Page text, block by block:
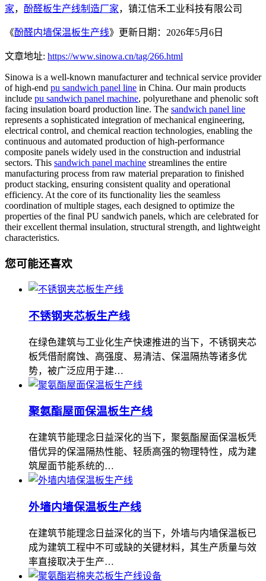
家， 酚醛板生产线制造厂家，镇江信禾工业科技有限公司
《酚醛内墙保温板生产线》更新日期：2026年5月6日
文章地址: https://www.sinowa.cn/tag/266.html
Sinowa is a well-known manufacturer and technical service provider
of high-end pu sandwich panel line in China. Our main products
include pu sandwich panel machine, polyurethane and phenolic soft
facing insulation board production line. The sandwich panel line
represents a sophisticated integration of mechanical engineering,
electrical control, and chemical reaction technologies, enabling the
continuous and automated production of high-performance
composite panels widely used in the construction and industrial
sectors. This sandwich panel machine streamlines the entire
manufacturing process from raw material preparation to finished
product stacking, ensuring consistent quality and operational
efficiency. At the core of its functionality lies the seamless
coordination of multiple stages, each designed to optimize the
properties of the final PU sandwich panels, which are celebrated for
their excellent thermal insulation, structural strength, and lightweight
characteristics.
您可能还喜欢
不锈钢夹芯板生产线
在绿色建筑与工业化生产快速推进的当下，不锈钢夹芯
板凭借耐腐蚀、高强度、易清洁、保温隔热等诸多优
势，被广泛应用于建…
聚氨酯屋面保温板生产线
在建筑节能理念日益深化的当下，聚氨酯屋面保温板凭
借优异的保温隔热性能、轻质高强的物理特性，成为建
筑屋面节能系统的…
外墙内墙保温板生产线
在建筑节能理念日益深化的当下，外墙与内墙保温板已
成为建筑工程中不可或缺的关键材料，其生产质量与效
率直接取决于生产…